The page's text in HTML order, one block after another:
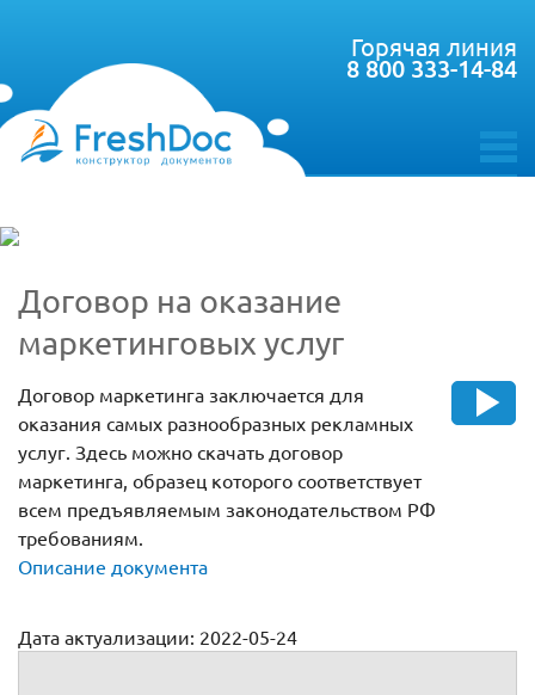
toggle
Горячая линия
8 800 333-14-84
Договор на оказание
маркетинговых услуг
Договор маркетинга заключается для
оказания самых разнообразных рекламных
услуг. Здесь можно скачать договор
маркетинга, образец которого соответствует
всем предъявляемым законодательством РФ
требованиям.
Описание документа
Дата актуализации: 2022-05-24